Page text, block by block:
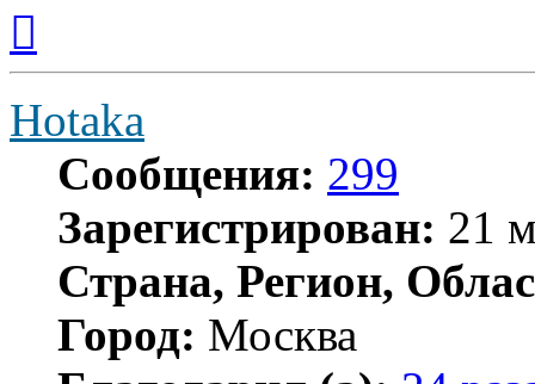
началу
Hotaka
Сообщения: 299
Зарегистрирован: 21
Страна, Регион,
Город: Москва